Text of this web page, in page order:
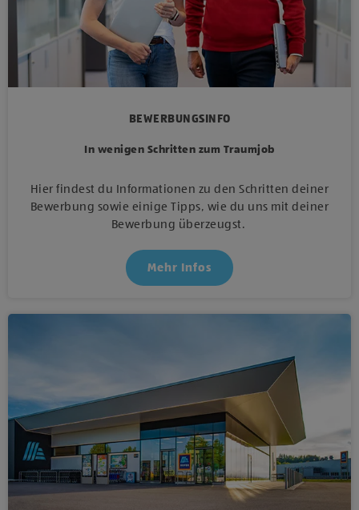
BEWERBUNGSINFO
In wenigen Schritten zum Traumjob
Hier findest du Informationen zu den Schritten deiner
Bewerbung sowie einige Tipps, wie du uns mit deiner
Bewerbung überzeugst.
Mehr Infos